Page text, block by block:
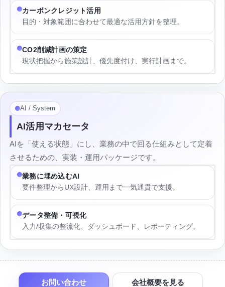
カーボンクレジット活用
目的・対象範囲に合わせて最適な活用方針を整理。
CO2削減計画の策定
現状把握から施策設計、優先度付け、実行計画まで。
AI / System
AI活用マカセータ
AIを「使える状態」にし、業務の中で回る仕組みとして定着
させるための、実装・運用パッケージです。
業務に埋め込むAI
要件整理からUX設計、運用まで一気通貫で支援。
データ整備・可視化
入力/収集の整流化、ダッシュボード、レポーティング。
お問い合わせ 会社概要を見る